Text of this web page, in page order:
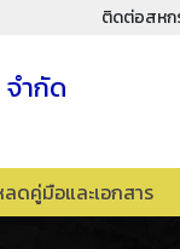
ติดต่อสหก
ำกัด
ดคู่มือและเอกสาร